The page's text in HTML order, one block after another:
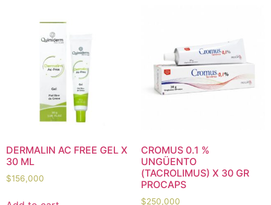
DERMALIN AC FREE GEL X
30 ML
$156,000
CROMUS 0.1 %
UNGÜENTO
(TACROLIMUS) X 30 GR
PROCAPS
$250,000